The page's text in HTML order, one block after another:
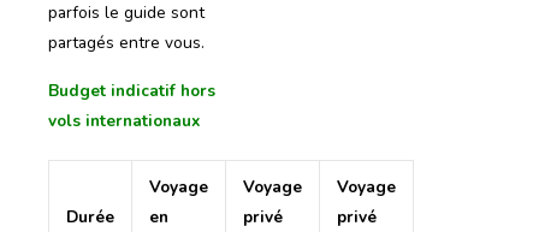
parfois le guide sont
partagés entre vous.
Budget indicatif hors
vols internationaux
Durée
Voyage
en
Voyage
privé
Voyage
privé